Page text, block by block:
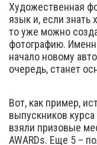
Художественная
язык и, если знать
то уже можно
фотографию.
начало новому
очередь, станет
Вот, как пример,
выпускников
взяли призовые
AWARDs. Еще 5 –